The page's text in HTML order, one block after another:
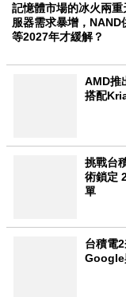
記憶體市場的冰火兩重
服器需求暴增，NAND
等2027年才緩解？
AMD推
搭配
挑戰台
術鎖定
單
台積電
Google